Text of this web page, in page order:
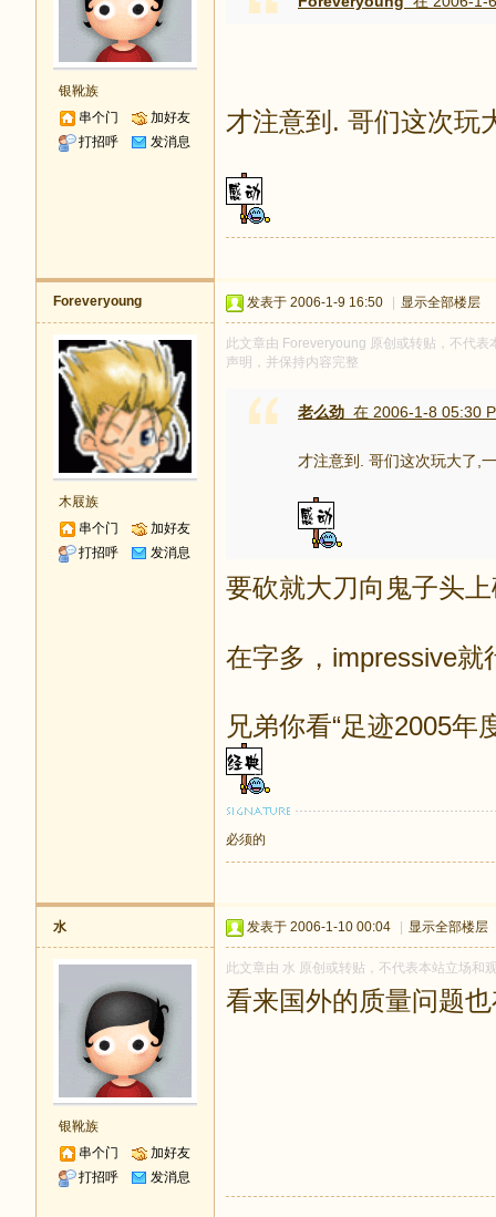
银靴族
串个门
加好友
打招呼
发消息
才注意到. 哥们这次玩
Foreveryoung
木屐族
串个门
加好友
打招呼
发消息
发表于 2006-1-9 16:50 显示全部楼层
此文章由 Foreveryoung 原创或转贴，不代
声明，并保持内容完整
老么劲 在 2006-1-8 05:30
才注意到. 哥们这次玩大了,
要砍就大刀向鬼子头
在字多，impressive
兄弟你看“足迹2005年
必须的
水
银靴族
串个门
加好友
打招呼
发消息
发表于 2006-1-10 00:04 显示全部楼层
此文章由 水 原创或转贴，不代表本站立场和
看来国外的质量问题